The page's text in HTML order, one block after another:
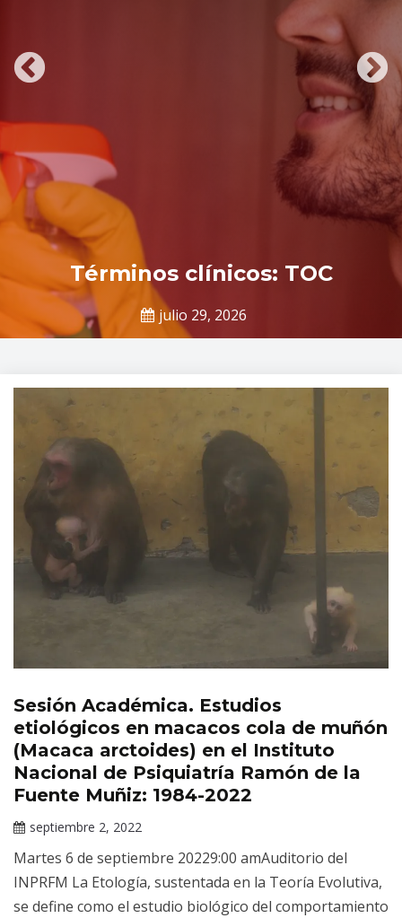
de
mental
Términos clínicos: TOC
julio 29, 2026
Claudia
Eventos
Sesión Académica. Estudios
etiológicos en macacos cola de muñón
(Macaca arctoides) en el Instituto
Nacional de Psiquiatría Ramón de la
Fuente Muñiz: 1984-2022
septiembre 2, 2022
Ramírez
Martes 6 de septiembre 20229:00 amAuditorio del
INPRFM La Etología, sustentada en la Teoría Evolutiva,
se define como el estudio biológico del comportamiento